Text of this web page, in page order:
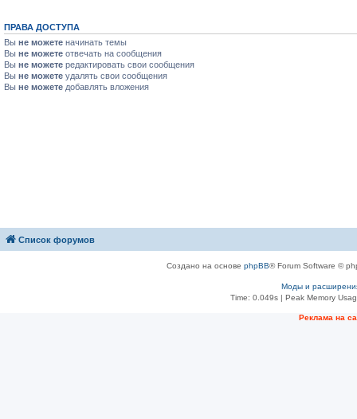
ПРАВА ДОСТУПА
Вы не можете начинать темы
Вы не можете отвечать на сообщения
Вы не можете редактировать свои сообщения
Вы не можете удалять свои сообщения
Вы не можете добавлять вложения
Список форумов
Создано на основе phpBB® Forum Software ©
Моды и
Time: 0.049s| Peak Memory
Рeклама на